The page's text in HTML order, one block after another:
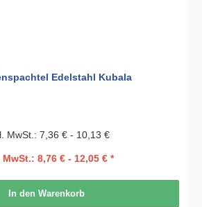
Edelstahl Kubala
MwSt.: 7,36 € - 10,13 €
8,76 € - 12,05 € *
In den Warenkorb